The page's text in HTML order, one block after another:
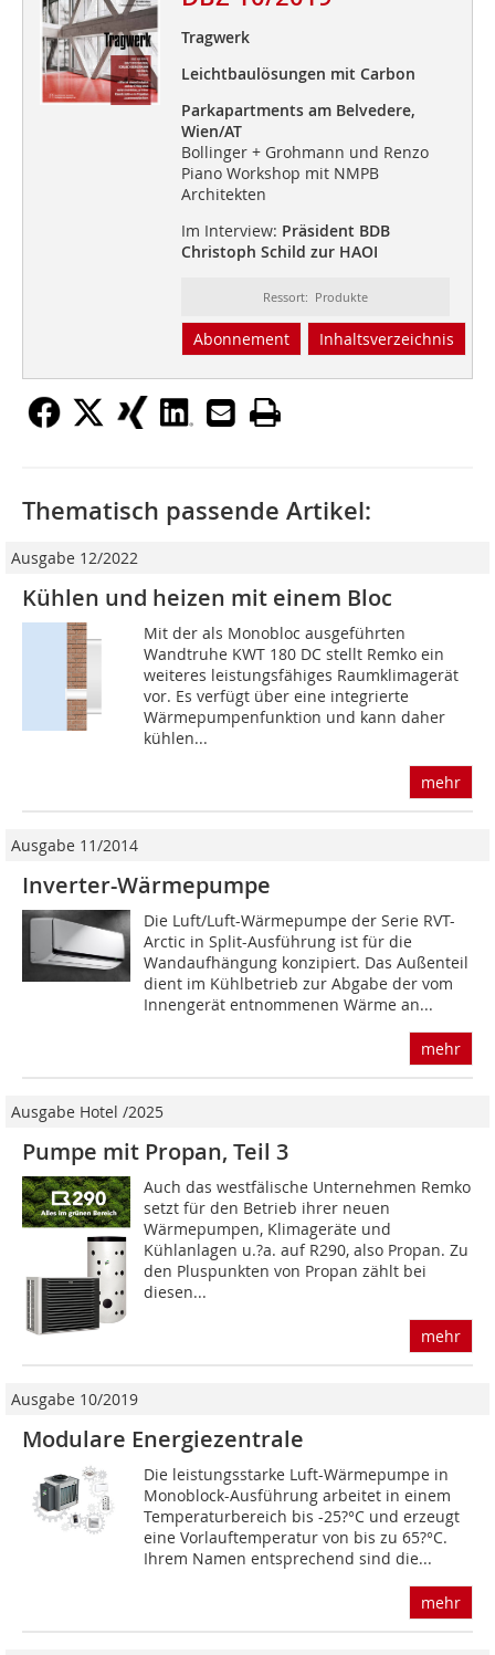
Tragwerk
Leichtbaulösungen mit Carbon
Parkapartments am Belvedere,
Wien/AT
Bollinger + Grohmann und Renzo
Piano Workshop mit NMPB
Architekten
Im Interview: Präsident BDB
Christoph Schild zur HAOI
Ressort: Produkte
Abonnement Inhaltsverzeichnis
Thematisch passende Artikel:
Ausgabe 12/2022
Kühlen und heizen mit einem Bloc
Mit der als Monobloc ausgeführten
Wandtruhe KWT 180 DC stellt Remko ein
weiteres leistungsfähiges Raumklimagerät
vor. Es verfügt über eine integrierte
Wärmepumpenfunktion und kann daher
kühlen...
mehr
Ausgabe 11/2014
Inverter-Wärmepumpe
Die Luft/Luft-Wärmepumpe der Serie RVT-
Arctic in Split-Ausführung ist für die
Wandaufhängung konzipiert. Das Außenteil
dient im Kühlbetrieb zur Abgabe der vom
Innengerät entnommenen Wärme an...
mehr
Ausgabe Hotel /2025
Pumpe mit Propan, Teil 3
Auch das westfälische Unternehmen Remko
setzt für den Betrieb ihrer neuen
Wärmepumpen, Klimageräte und
Kühlanlagen u.?a. auf R290, also Propan. Zu
den Pluspunkten von Propan zählt bei
diesen...
mehr
Ausgabe 10/2019
Modulare Energiezentrale
Die leistungsstarke Luft-Wärmepumpe in
Monoblock-Ausführung arbeitet in einem
Temperaturbereich bis -25?°C und erzeugt
eine Vorlauftemperatur von bis zu 65?°C.
Ihrem Namen entsprechend sind die...
mehr